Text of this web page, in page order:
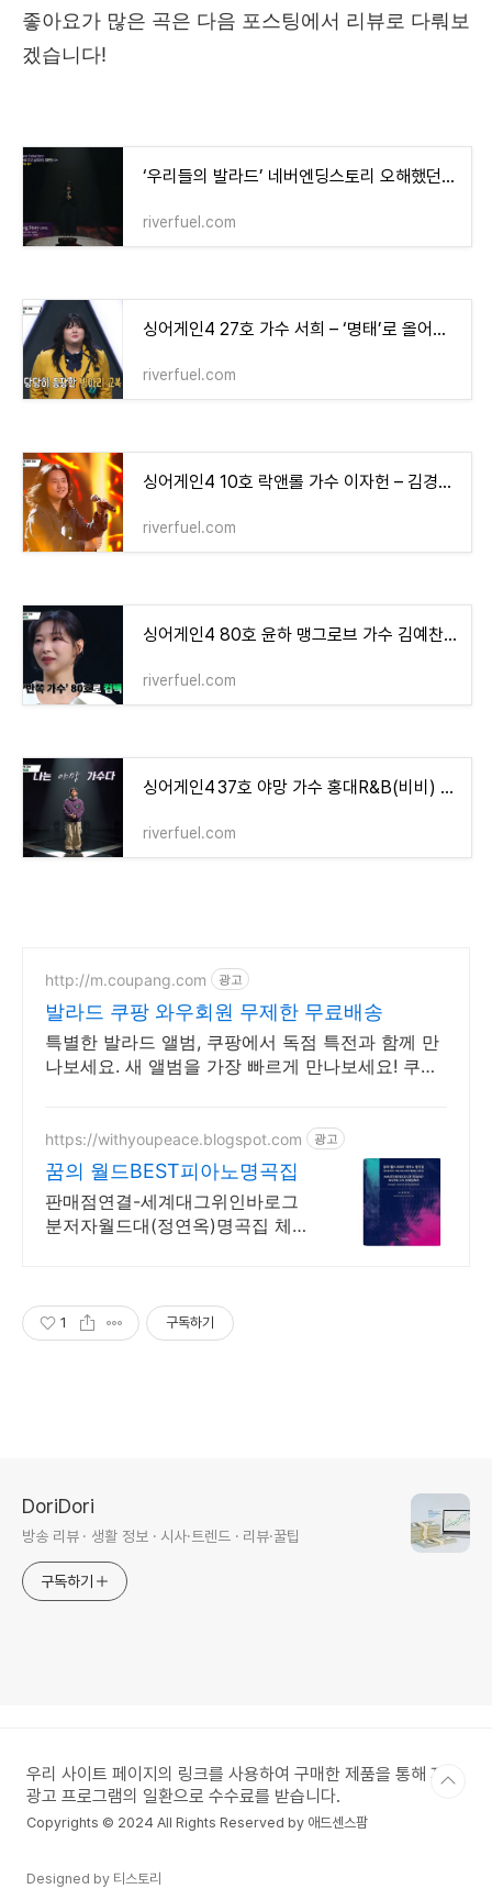
좋아요가 많은 곡은 다음 포스팅에서 리뷰로 다뤄보
겠습니다!
‘우리들의 발라드’ 네버엔딩스토리 오해했던 이야기… 진짜 사연 듣고 더 울었습니다
riverfuel.com
싱어게인4 27호 가수 서희 – ‘명태’로 올어게인, 김예찬과의 언더커버 인연까지
riverfuel.com
싱어게인4 10호 락앤롤 가수 이자헌 – 김경호 '탈출' 완창, 이걸 완창해버리는 크림슨빌 레전드
riverfuel.com
싱어게인4 80호 윤하 맹그로브 가수 김예찬, 서바이벌 언더커버 우승자의 귀환! – 20kg 감량하고
riverfuel.com
싱어게인4 37호 야망 가수 홍대R&B(비비) 김재민 프로필 대학교 올패스 하지만 “7어게인 왜?”
riverfuel.com
http://m.coupang.com 광고
발라드 쿠팡 와우회원 무제한 무료배송
특별한 발라드 앨범, 쿠팡에서 독점 특전과 함께 만
나보세요. 새 앨범을 가장 빠르게 만나보세요! 쿠팡
https://withyoupeace.blogspot.com 광고
꿈의 월드BEST피아노명곡집
판매점연결-세계대그위인바로그
분저자월드대(정연옥)명곡집 체르
1 구독하기
DoriDori
방송 리뷰 · 생활 정보 · 시사·트렌드 · 리뷰·꿀팁
구독하기
우리 사이트 페이지의 링크를 사용하여 구매한 제품을 통해 제휴
광고 프로그램의 일환으로 수수료를 받습니다.
Copyrights © 2024 All Rights Reserved by 애드센스팜
Designed by 티스토리